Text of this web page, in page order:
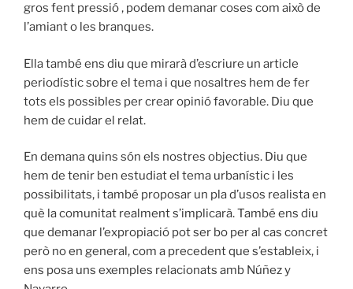
gros fent pressió , podem demanar coses com això de
l’amiant o les branques.
Ella també ens diu que mirarà d’escriure un article
periodístic sobre el tema i que nosaltres hem de fer
tots els possibles per crear opinió favorable. Diu que
hem de cuidar el relat.
En demana quins són els nostres objectius. Diu que
hem de tenir ben estudiat el tema urbanístic i les
possibilitats, i també proposar un pla d’usos realista en
què la comunitat realment s’implicarà. També ens diu
que demanar l’expropiació pot ser bo per al cas concret
però no en general, com a precedent que s’estableix, i
ens posa uns exemples relacionats amb Núñez y